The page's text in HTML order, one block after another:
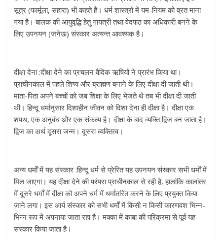
सूत्र (फार्मूला, सहारा) भी कहते हैं। धर्म शास्त्रों में यम-नियम को व्रत माना
गया है। बालक की आयुवृद्धि हेतु गायत्री तथा वेदपाठ का अधिकारी बनने के
लिए उपनयन (जनेऊ) संस्कार अत्यन्त आवश्यक है।
दीक्षा देना :दीक्षा देने का प्रचलन वैदिक ऋषियों ने प्रारंभ किया था।
प्राचीनकाल में पहले शिष्य और ब्राह्मण बनाने के लिए दीक्षा दी जाती थी।
माता-पिता अपने बच्चों को जब शिक्षा के लिए भेजते थे तब भी दीक्षा दी जाती
थी। हिन्दू धर्मानुसार दिशाहीन जीवन को दिशा देना ही दीक्षा है। दीक्षा एक
शपथ, एक अनुबंध और एक संकल्प है। दीक्षा के बाद व्यक्ति द्विज बन जाता है।
द्विज का अर्थ दूसरा जन्म। दूसरा व्यक्तित्व।
अन्य धर्मों में यह संस्कार :हिन्दू धर्म से प्रेरित यह उपनयन संस्कार सभी धर्मों में
मिल जाएगा। यह दीक्षा देने की परंपरा प्राचीनकाल से रही है, हालांकि कालांतर
में दूसरे धर्मों में दीक्षा को अपने धर्म में धर्मांतरित करने के लिए प्रयुक्त किया
जाने लगा। इस आर्य संस्कार को सभी धर्मों में किसी न किसी कारणवश भिन्न-
भिन्न रूप में अपनाया जाता रहा है। मक्का में काबा की परिक्रमा से पूर्व यह
संस्कार किया जाता है।